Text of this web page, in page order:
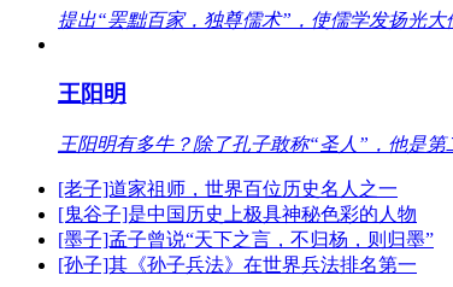
提出“罢黜百家，独尊儒术”，使儒学发扬光
王阳明
王阳明有多牛？除了孔子敢称“圣人”，他是第
[老子]道家祖师，世界百位历史名人之一
[鬼谷子]是中国历史上极具神秘色彩的人物
[墨子]孟子曾说“天下之言，不归杨，则归墨”
[孙子]其《孙子兵法》在世界兵法排名第一